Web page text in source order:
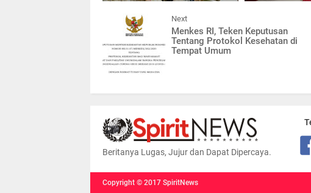
Next
Menkes RI, Teken Keputusan
Tentang Protokol Kesehatan di
Tempat Umum
Beritanya Lugas, Jujur dan Dapat Dipercaya.
Copyright © 2017 SpiritNews